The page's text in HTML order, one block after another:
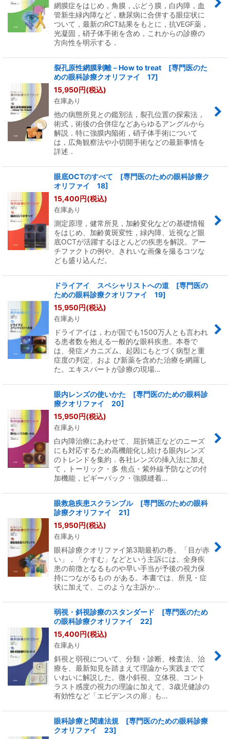
網膜症をはじめ，角膜，ぶどう膜，白内障，血
管新生緑内障など，糖尿病に合併する眼症状に
ついて，最新のRCT結果をもとに，抗VEGF薬，
光凝固，硝子体手術を含め，これからの診療の
方向性を明示する．
裂孔原性網膜剥離－How to treat [専門医のた
めの眼科診療クオリファイ 17]
15,950円(税込)
在庫あり
他の病態所見との鑑別法，裂孔位置の探索法，
術式，術後の合併症などあらゆるアングルから
解説．特に強膜内陥術，硝子体手術について
は，広角観察法や小切開手術などの最新事情を
詳述．
眼底OCTのすべて [専門医のための眼科診療ク
オリファイ 18]
15,400円(税込)
在庫あり
測定原理，健常所見，加齢変化などの基礎情報
をはじめ、加齢黄斑変性，緑内障、近視など眼
底OCTが活躍するほとんどの疾患を解説。アー
チファクトの例や、きれいな画像を撮るコツな
ども盛り込んだ。
ドライアイ スペシャリストへの道 [専門医の
ための眼科診療クオリファイ 19]
15,950円(税込)
在庫あり
ドライアイは，わが国でも1500万人とも言われ
る患者数を抱える一般的な眼科疾患。本巻で
は、発症メカニズム、起因にもとづく病型と重
症度の判定、およ び新薬を含めた治療を網羅し
た。エキスパートが診療の現場…
眼内レンズの使いかた [専門医のための眼科診
療クオリファイ 20]
15,950円(税込)
在庫あり
白内障治療にあわせて、屈折矯正などのニーズ
にも対応するため高機能化し続ける眼内レンズ
のトレンドを集約．各社レンズの挿入法に加え
て，トーリック・多 焦点・紫外線予防などの付
加機能，ピギーバック・強膜縫着…
眼救急疾患スクランブル [専門医のための眼科
診療クオリファイ 21]
15,950円(税込)
在庫あり
眼科診療クオリファイ第3期最初の巻。「目が赤
い」，「かすむ」などという主訴には、全身疾
患の前徴となるものや早い手当が予後の視力保
持につながるもの がある。本書では、所見・症
状に加えて、このような主訴か…
弱視・斜視診療のスタンダード [専門医のため
の眼科診療クオリファイ 22]
15,400円(税込)
在庫あり
斜視と弱視について、分類・診断、検査法、治
療を、最新知見を踏まえて理論から実践までて
いねいに解説した。微小斜視、立体視、コント
ラスト感度の視力の理論に加えて、3歳児健診の
有効性など「エビデンスの扉」も…
眼科診療と関連法規 [専門医のための眼科診療
クオリファイ 23]